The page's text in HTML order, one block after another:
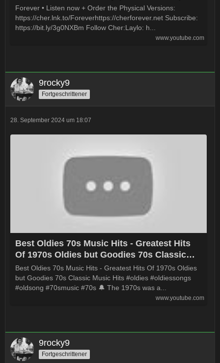
Forever • Listen now + Order the Physical Versions:
https://cher.lnk.to/Foreverhttps://cherforever.net Subscribe:
https://bit.ly/3g0NXBm Follow Cher:Laylo: h...
www.youtube.com
9rocky9
Fortgeschrittener
28. September 2024 um 18:07
Best Oldies 70s Music Hits - Greatest Hits
Of 1970s Oldies but Goodies 70s Classic
Music Hits
Best Oldies 70s Music Hits - Greatest Hits Of 1970s Oldies
but Goodies 70s Classic Music Hits #oldies #oldiessongs
#oldsong #70smusic #70s 🔔 The 1970s was a...
www.youtube.com
9rocky9
Fortgeschrittener